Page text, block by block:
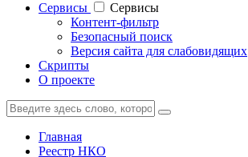
Cервисы
Cервисы
Контент-фильтр
Безопасный поиск
Версия сайта для слабовидящих
Скрипты
О проекте
Главная
Реестр НКО